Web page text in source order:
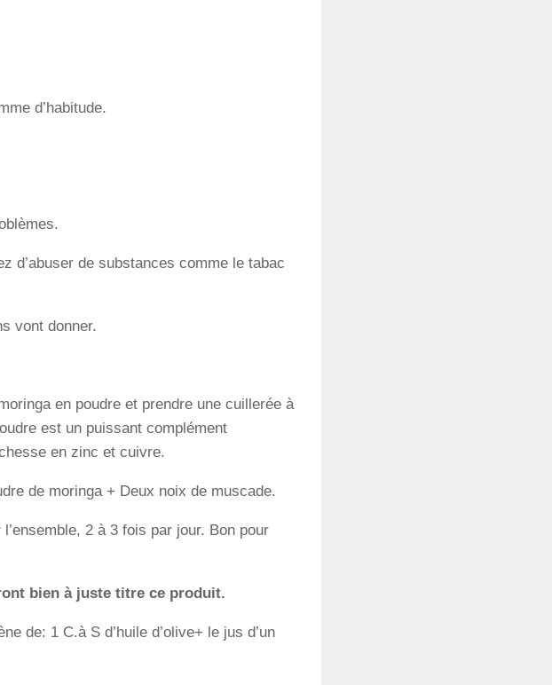
d’habitude.
d’abuser de substances comme le tabac
vont donner.
en poudre et prendre une cuillerée à
est un puissant complément
en zinc et cuivre.
de moringa + Deux noix de muscade.
2 à 3 fois par jour. Bon pour
bien à juste titre ce produit.
de: 1 C.à S d’huile d’olive+ le jus d’un